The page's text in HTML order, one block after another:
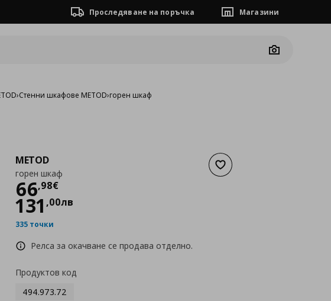
Проследяване на поръчка Магазини
Camera
›Стенни шкафове METOD›горен шкаф
Добави към списъка с
METOD
горен шкаф
66,98€
Цена
131 ,00лв
335 точки
Релса за окачване се продава отделно.
Продуктов код
494.973.72